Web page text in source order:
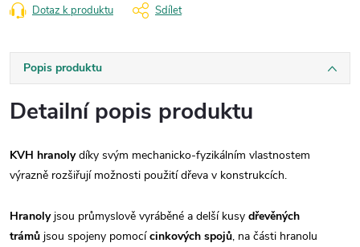
Dotaz k produktu Sdílet
Popis produktu
Detailní popis produktu
KVH hranolydíky svým mechanicko-fyzikálním vlastnostem
výrazně rozšiřují možnosti použití dřeva v konstrukcích.
Hranolyjsou průmyslově vyráběné a delší kusy dřevěných
trámů jsou spojeny pomocícinkových spojů, na části hranolu